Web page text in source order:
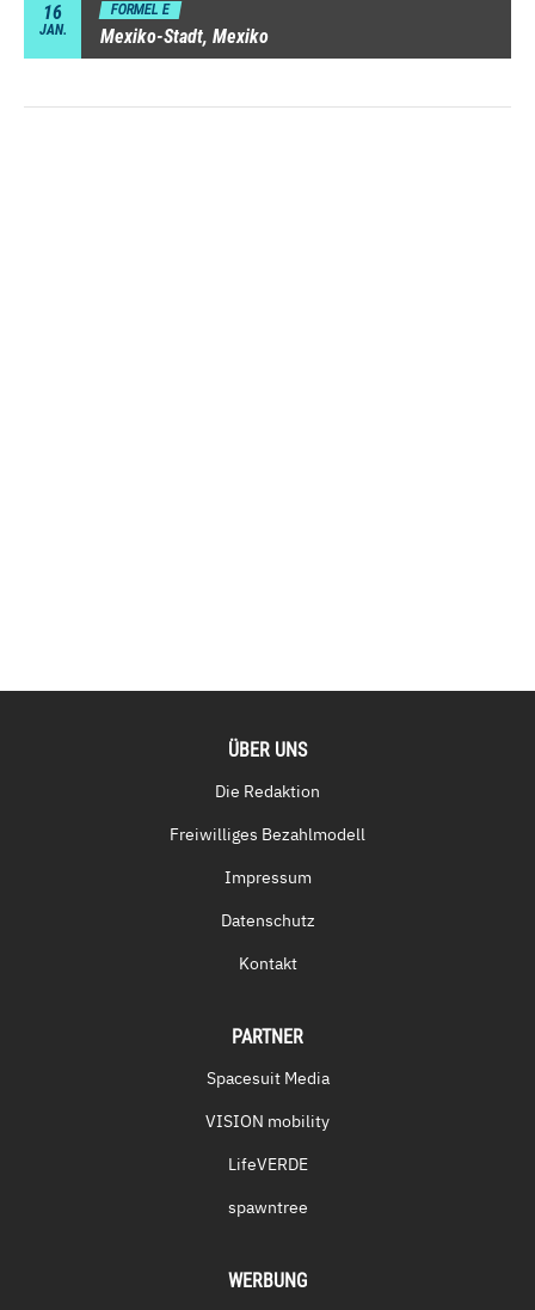
16
JAN.
FORMEL E
Mexiko-Stadt, Mexiko
ÜBER UNS
Die Redaktion
Freiwilliges Bezahlmodell
Impressum
Datenschutz
Kontakt
PARTNER
Spacesuit Media
VISION mobility
LifeVERDE
spawntree
WERBUNG